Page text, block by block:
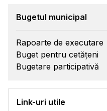
Bugetul municipal
Rapoarte de executare
Buget pentru cetățeni
Bugetare participativă
Link-uri utile